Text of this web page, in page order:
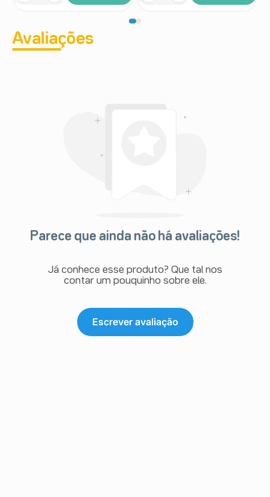
Avaliações
Parece que ainda não há avaliações!
Já conhece esse produto? Que tal nos
contar um pouquinho sobre ele.
Escrever avaliação